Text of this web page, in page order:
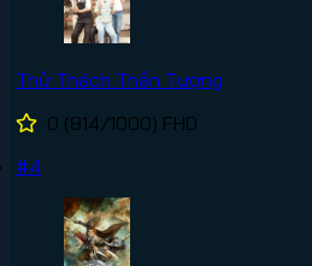
Thử Thách Thần Tượng
0 (814/1000) FHD
#4